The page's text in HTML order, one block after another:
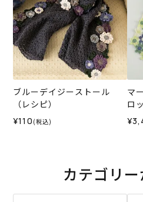
ブルーデイジーストール
（レシピ）
¥110 (税込)
マ
ロ
物
カテゴリ